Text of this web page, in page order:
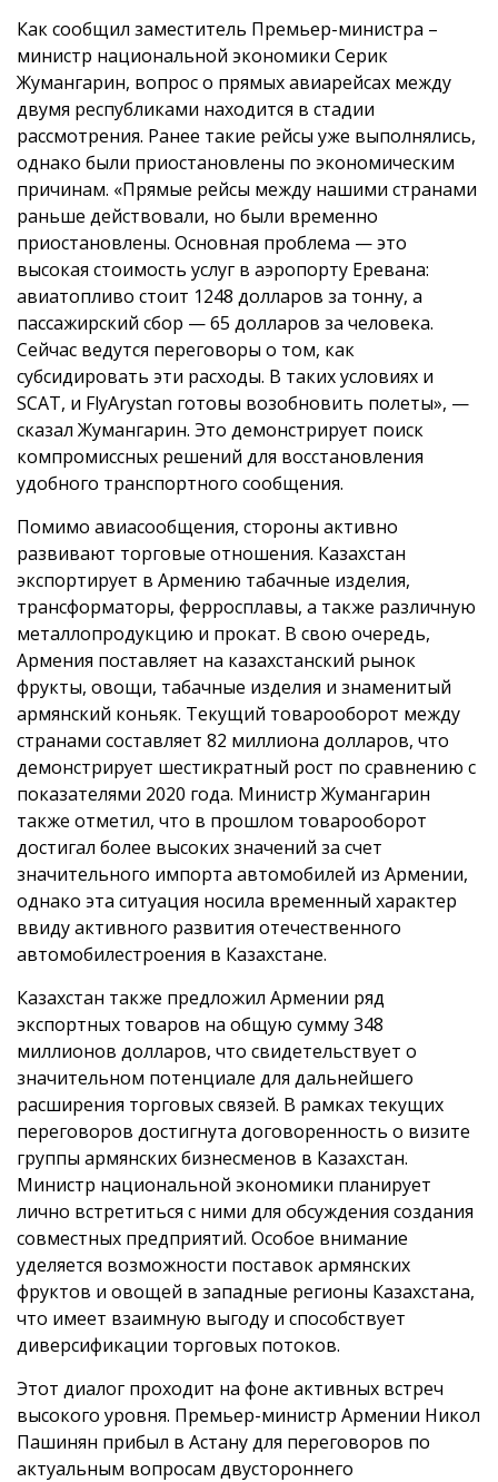
Как сообщил заместитель Премьер-министра –
министр национальной экономики Серик
Жумангарин, вопрос о прямых авиарейсах между
двумя республиками находится в стадии
рассмотрения. Ранее такие рейсы уже выполнялись,
однако были приостановлены по экономическим
причинам. «Прямые рейсы между нашими странами
раньше действовали, но были временно
приостановлены. Основная проблема — это
высокая стоимость услуг в аэропорту Еревана:
авиатопливо стоит 1248 долларов за тонну, а
пассажирский сбор — 65 долларов за человека.
Сейчас ведутся переговоры о том, как
субсидировать эти расходы. В таких условиях и
SCAT, и FlyArystan готовы возобновить полеты», —
сказал Жумангарин. Это демонстрирует поиск
компромиссных решений для восстановления
удобного транспортного сообщения.
Помимо авиасообщения, стороны активно
развивают торговые отношения. Казахстан
экспортирует в Армению табачные изделия,
трансформаторы, ферросплавы, а также различную
металлопродукцию и прокат. В свою очередь,
Армения поставляет на казахстанский рынок
фрукты, овощи, табачные изделия и знаменитый
армянский коньяк. Текущий товарооборот между
странами составляет 82 миллиона долларов, что
демонстрирует шестикратный рост по сравнению с
показателями 2020 года. Министр Жумангарин
также отметил, что в прошлом товарооборот
достигал более высоких значений за счет
значительного импорта автомобилей из Армении,
однако эта ситуация носила временный характер
ввиду активного развития отечественного
автомобилестроения в Казахстане.
Казахстан также предложил Армении ряд
экспортных товаров на общую сумму 348
миллионов долларов, что свидетельствует о
значительном потенциале для дальнейшего
расширения торговых связей. В рамках текущих
переговоров достигнута договоренность о визите
группы армянских бизнесменов в Казахстан.
Министр национальной экономики планирует
лично встретиться с ними для обсуждения создания
совместных предприятий. Особое внимание
уделяется возможности поставок армянских
фруктов и овощей в западные регионы Казахстана,
что имеет взаимную выгоду и способствует
диверсификации торговых потоков.
Этот диалог проходит на фоне активных встреч
высокого уровня. Премьер-министр Армении Никол
Пашинян прибыл в Астану для переговоров по
актуальным вопросам двустороннего